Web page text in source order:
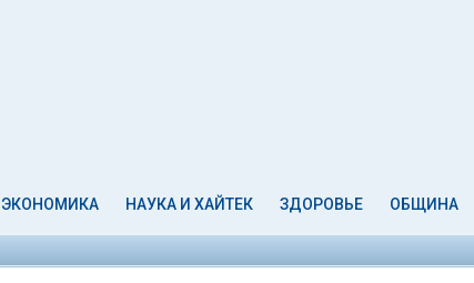
ЭКОНОМИКА НАУКА И ХАЙТЕК ЗДОРОВЬЕ ОБЩИНА